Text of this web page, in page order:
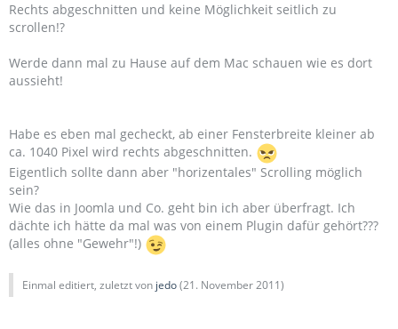
Rechts abgeschnitten und keine Möglichkeit seitlich zu
scrollen!?
Werde dann mal zu Hause auf dem Mac schauen wie es dort
aussieht!
Habe es eben mal gecheckt, ab einer Fensterbreite kleiner ab
ca. 1040 Pixel wird rechts abgeschnitten.
Eigentlich sollte dann aber "horizentales" Scrolling möglich
sein?
Wie das in Joomla und Co. geht bin ich aber überfragt. Ich
dächte ich hätte da mal was von einem Plugin dafür gehört???
(alles ohne "Gewehr"!)
Einmal editiert, zuletzt von jedo(21. November 2011)